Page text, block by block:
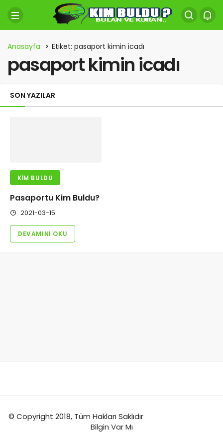
Anasayfa Etiket: pasaport kimin icadı
pasaport kimin icadı
SON YAZILAR
KIM BULDU
Pasaportu Kim Buldu?
2021-03-15
DEVAMINI OKU
© Copyright 2018, Tüm Hakları Saklıdır
Bilgin Var Mı